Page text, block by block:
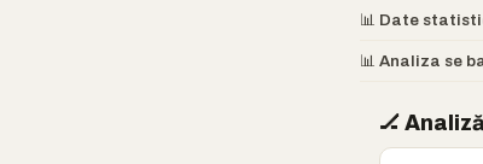
📊 Date
📊 Analiza se
🏒